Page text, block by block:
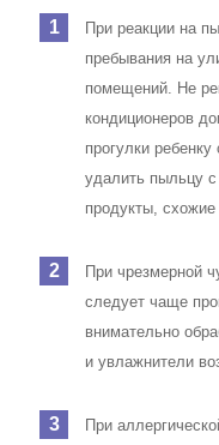
При реакции на
пребывания на
помещений. Не
кондиционеров
прогулки
удалить пыльцу
продукты,
При чрезмерной
следует чаще
внимательно
и увлажнители
При